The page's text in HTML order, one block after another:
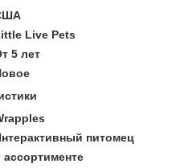
Live Pets
5 лет
питомец
ассортименте